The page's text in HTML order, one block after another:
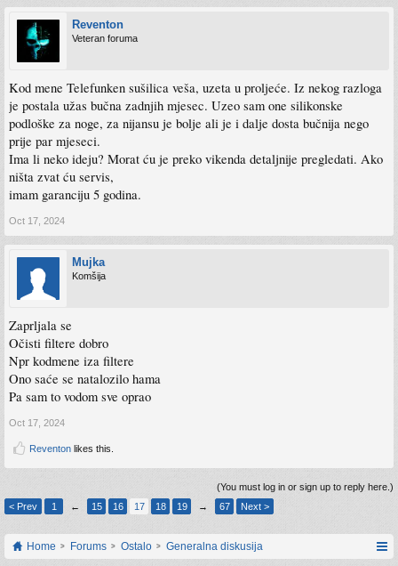
Reventon
Veteran foruma
Kod mene Telefunken sušilica veša, uzeta u proljeće. Iz nekog razloga
je postala užas bučna zadnjih mjesec. Uzeo sam one silikonske
podloške za noge, za nijansu je bolje ali je i dalje dosta bučnija nego
prije par mjeseci.
Ima li neko ideju? Morat ću je preko vikenda detaljnije pregledati. Ako
ništa zvat ću servis,
imam garanciju 5 godina.
Oct 17, 2024
Mujka
Komšija
Zaprljala se
Očisti filtere dobro
Npr kodmene iza filtere
Ono saće se natalozilo hama
Pa sam to vodom sve oprao
Oct 17, 2024
Reventon likes this.
(You must log in or sign up to reply here.)
< Prev
1 ← 15 16 17 18 19 → 67 Next >
Home Forums Ostalo Generalna diskusija